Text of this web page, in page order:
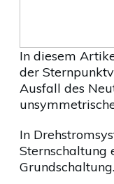
In diesem
der
Ausfall des
In
Sternschaltung
Grundschaltung.